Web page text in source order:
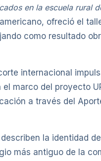
en la escuela rural
ofreció el
como resultado
internacional
marco del proyecto
a través del
la identidad
más antiguo de la